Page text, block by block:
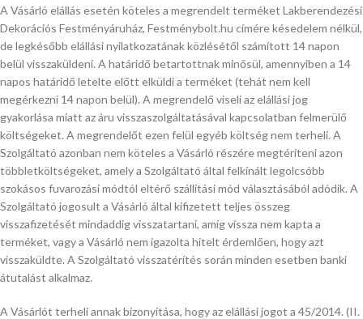
A Vásárló elállás esetén köteles a megrendelt terméket Lakberendezési
Dekorációs Festményáruház, Festménybolt.hu címére késedelem nélkül,
de legkésőbb elállási nyilatkozatának közlésétől számított 14 napon
belül visszaküldeni. A határidő betartottnak minősül, amennyiben a 14
napos határidő letelte előtt elküldi a terméket (tehát nem kell
megérkezni 14 napon belül). A megrendelő viseli az elállási jog
gyakorlása miatt az áru visszaszolgáltatásával kapcsolatban felmerülő
költségeket. A megrendelőt ezen felül egyéb költség nem terheli. A
Szolgáltató azonban nem köteles a Vásárló részére megtéríteni azon
többletköltségeket, amely a Szolgáltató által felkínált legolcsóbb
szokásos fuvarozási módtól eltérő szállítási mód választásából adódik. A
Szolgáltató jogosult a Vásárló által kifizetett teljes összeg
visszafizetését mindaddig visszatartani, amíg vissza nem kapta a
terméket, vagy a Vásárló nem igazolta hitelt érdemlően, hogy azt
visszaküldte. A Szolgáltató visszatérítés során minden esetben banki
átutalást alkalmaz.
A Vásárlót terheli annak bizonyítása, hogy az elállási jogot a 45/2014. (II.